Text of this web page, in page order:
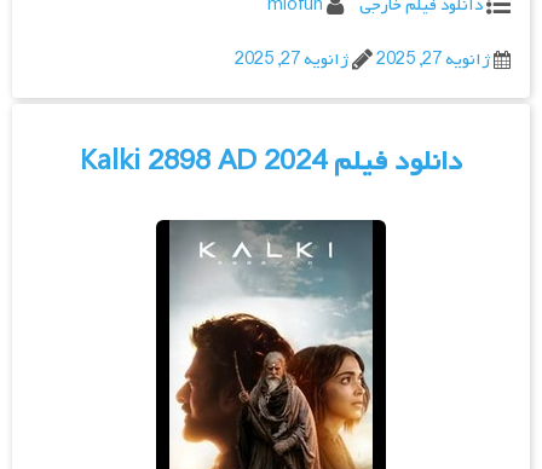
دانلود فیلم خارجی
miofun
ژانویه 27, 2025
ژانویه 27, 2025
دانلود فیلم Kalki 2898 AD 2024